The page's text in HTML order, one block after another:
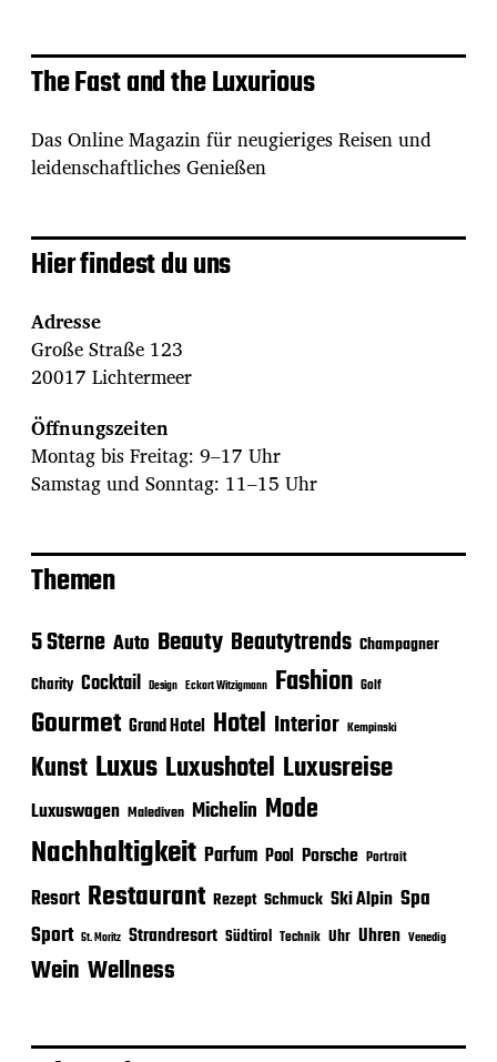
The Fast and the Luxurious
Das Online Magazin für neugieriges Reisen und
leidenschaftliches Genießen
Hier findest du uns
Adresse
Große Straße 123
20017 Lichtermeer
Öffnungszeiten
Montag bis Freitag: 9–17 Uhr
Samstag und Sonntag: 11–15 Uhr
Themen
5 Sterne Auto Beauty Beautytrends Champagner
Charity Cocktail Design Eckart Witzigmann Fashion Golf
Gourmet Grand Hotel Hotel Interior Kempinski
Kunst Luxus Luxushotel Luxusreise
Luxuswagen Malediven Michelin Mode
Nachhaltigkeit Parfum Pool Porsche Portrait
Resort Restaurant Rezept Schmuck Ski Alpin Spa
Sport St. Moritz Strandresort Südtirol Technik Uhr Uhren Venedig
Wein Wellness